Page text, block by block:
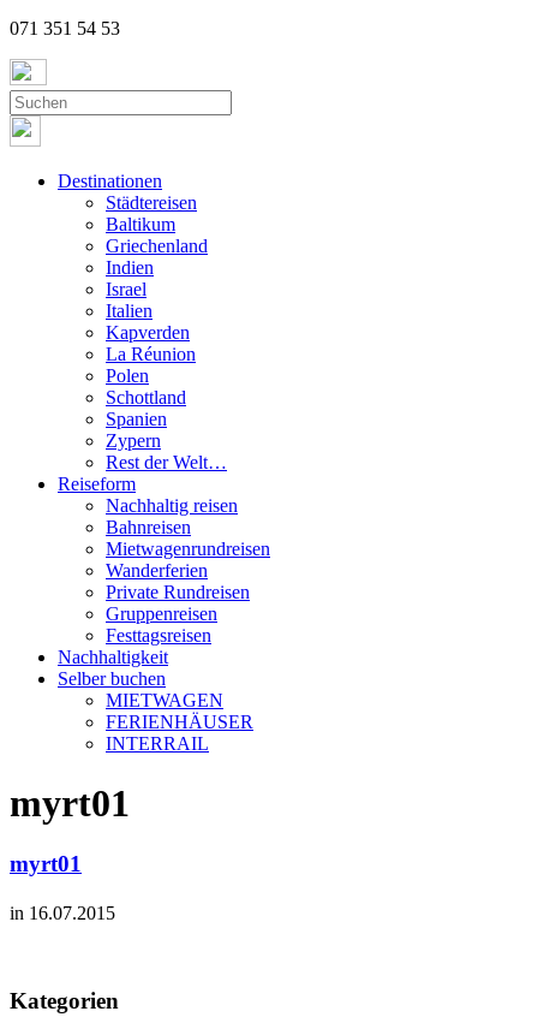
071 351 54 53
Destinationen
Städtereisen
Baltikum
Griechenland
Indien
Israel
Italien
Kapverden
La Réunion
Polen
Schottland
Spanien
Zypern
Rest der Welt…
Reiseform
Nachhaltig reisen
Bahnreisen
Mietwagenrundreisen
Wanderferien
Private Rundreisen
Gruppenreisen
Festtagsreisen
Nachhaltigkeit
Selber buchen
MIETWAGEN
FERIENHÄUSER
INTERRAIL
myrt01
myrt01
in 16.07.2015
Kategorien